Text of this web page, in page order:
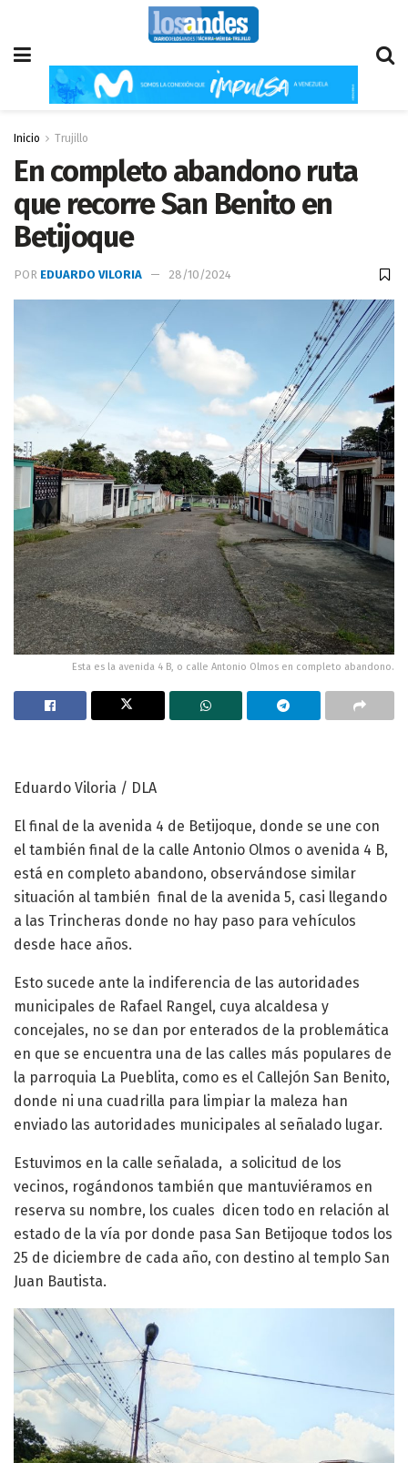
Inicio Trujillo
En completo abandono ruta
que recorre San Benito en
Betijoque
POR EDUARDO VILORIA 28/10/2024
Esta es la avenida 4 B, o calle Antonio Olmos en completo abandono.
Eduardo Viloria / DLA
El final de la avenida 4 de Betijoque, donde se une con
el también final de la calle Antonio Olmos o avenida 4 B,
está en completo abandono, observándose similar
situación al también final de la avenida 5, casi llegando
a las Trincheras donde no hay paso para vehículos
desde hace años.
Esto sucede ante la indiferencia de las autoridades
municipales de Rafael Rangel, cuya alcaldesa y
concejales, no se dan por enterados de la problemática
en que se encuentra una de las calles más populares de
la parroquia La Pueblita, como es el Callejón San Benito,
donde ni una cuadrilla para limpiar la maleza han
enviado las autoridades municipales al señalado lugar.
Estuvimos en la calle señalada, a solicitud de los
vecinos, rogándonos también que mantuviéramos en
reserva su nombre, los cuales dicen todo en relación al
estado de la vía por donde pasa San Betijoque todos los
25 de diciembre de cada año, con destino al templo San
Juan Bautista.